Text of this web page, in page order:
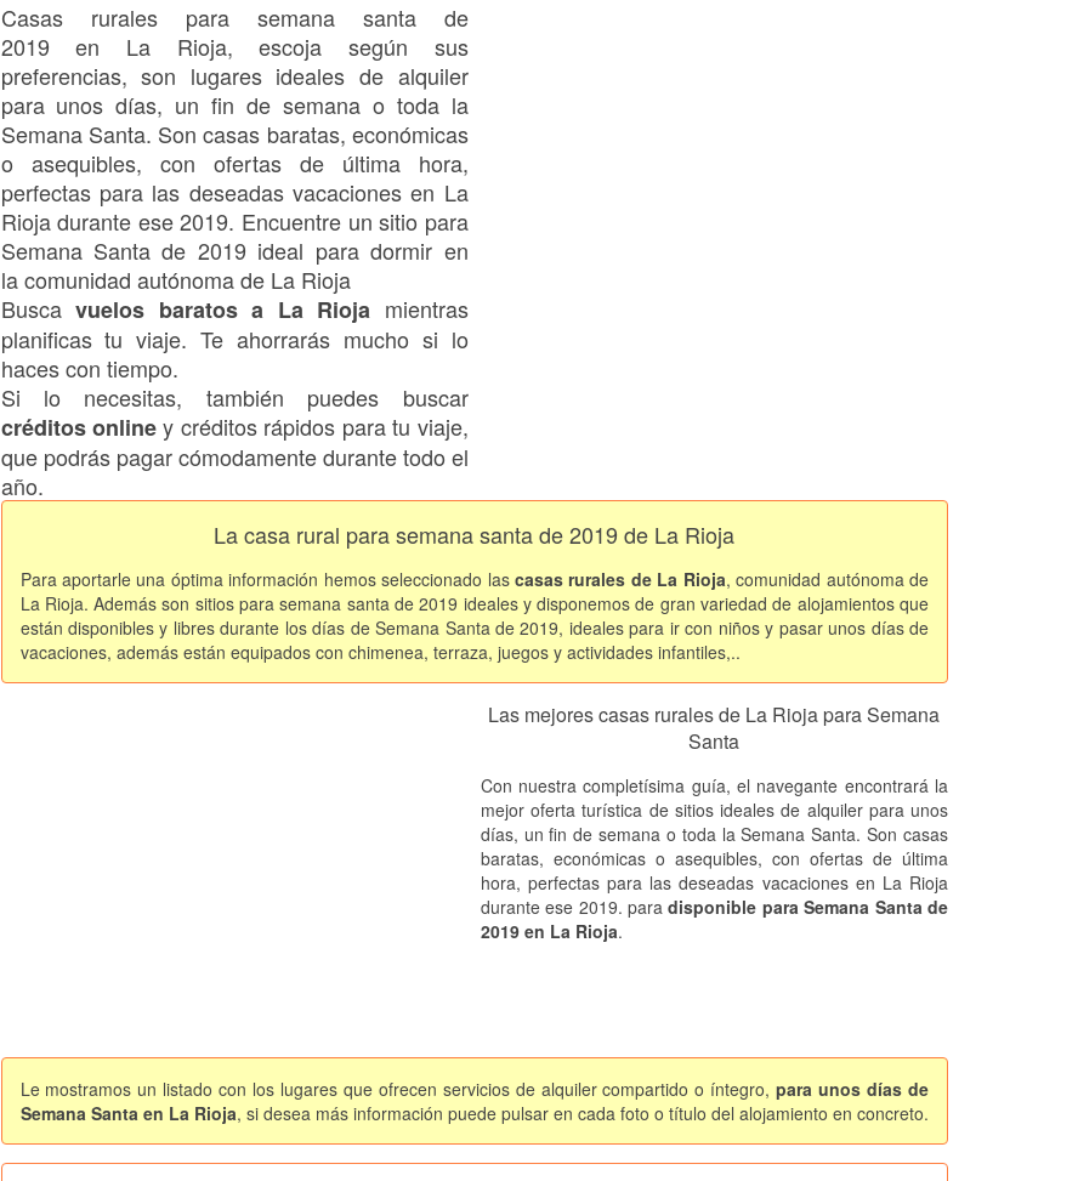
Casas rurales para semana santa de
2019 en La Rioja, escoja según sus
preferencias, son lugares ideales de alquiler
para unos días, un fin de semana o toda la
Semana Santa. Son casas baratas, económicas
o asequibles, con ofertas de última hora,
perfectas para las deseadas vacaciones en La
Rioja durante ese 2019. Encuentre un sitio para
Semana Santa de 2019 ideal para dormir en
la comunidad autónoma de La Rioja
Buscavuelos baratos a La Rioja mientras
planificas tu viaje. Te ahorrarás mucho si lo
haces con tiempo.
Si lo necesitas, también puedes buscar
créditos onliney créditos rápidos para tu viaje,
que podrás pagar cómodamente durante todo el
año.
La casa rural para semana santa de 2019 de La Rioja
Para aportarle una óptima información hemos seleccionado las casas rurales de La Rioja, comunidad autónoma de
La Rioja. Además son sitios para semana santa de 2019 ideales y disponemos de gran variedad de alojamientos que
están disponibles y libres durante los días de Semana Santa de 2019, ideales para ir con niños y pasar unos días de
vacaciones, además están equipados con chimenea, terraza, juegos y actividades infantiles,..
Las mejores casas rurales de La Rioja para Semana
Santa
Con nuestra completísima guía, el navegante encontrará la
mejor oferta turística de sitios ideales de alquiler para unos
días, un fin de semana o toda la Semana Santa. Son casas
baratas, económicas o asequibles, con ofertas de última
hora, perfectas para las deseadas vacaciones en La Rioja
durante ese 2019. paradisponible para Semana Santa de
2019 en La Rioja.
Le mostramos un listado con los lugares que ofrecen servicios de alquiler compartido o íntegro,para unos días de
Semana Santa en La Rioja, si desea más información puede pulsar en cada foto o título del alojamiento en concreto.